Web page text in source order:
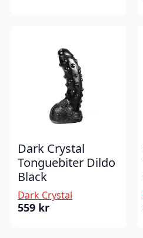
Dark Crystal
Tonguebiter Dildo
Black
Dark Crystal
559 kr